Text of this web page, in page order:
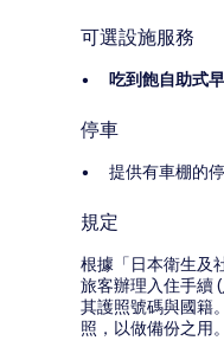
可選設施服務
吃到飽自助式
停車
提供有車棚的
規定
根據「日本衛生及
旅客辦理入住手續
其護照號碼與國籍
照，以做備份之用。